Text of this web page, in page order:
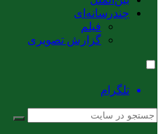
چندرسانه‌ای
فیلم
گزارش تصویری
تلگرام